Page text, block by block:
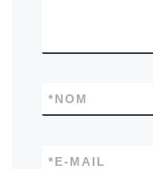
NOM
*
E-MAIL
*